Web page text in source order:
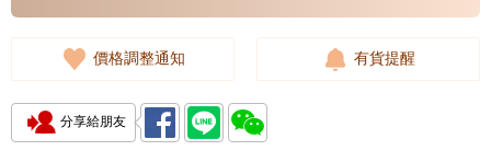
價格調整通知 有貨提醒
分享給朋友